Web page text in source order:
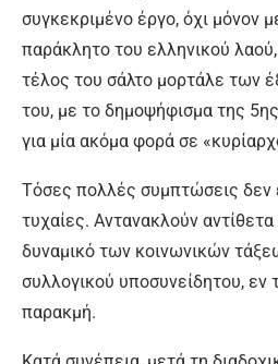
συγκεκριμένο έργο, όχι μόνον
παράκλητο του ελληνικού
τέλος του σάλτο μορτάλε των
του, με το δημοψήφισμα της
για μία ακόμα φορά σε
Τόσες πολλές συμπτώσεις δεν
τυχαίες. Αντανακλούν
δυναμικό των κοινωνικών
συλλογικού υποσυνείδητου, εν
παρακμή.